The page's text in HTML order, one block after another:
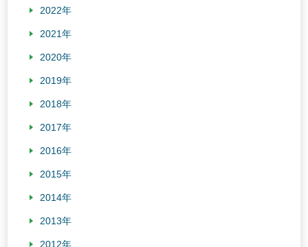
スポーツ振興（ベルーナドーム）
2022年
2021年
2020年
2019年
2018年
2017年
2016年
2015年
2014年
2013年
2012年